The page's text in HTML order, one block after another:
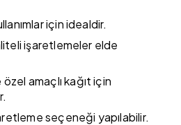
için idealdir.
işaretlemeler elde
amaçlı kağıt için
seçeneği yapılabilir.